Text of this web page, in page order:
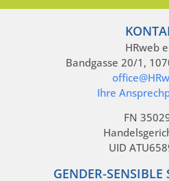
HRweb
Bandgasse 20/1,
Ihre
FN
UID
GENDER-SENSIBLE